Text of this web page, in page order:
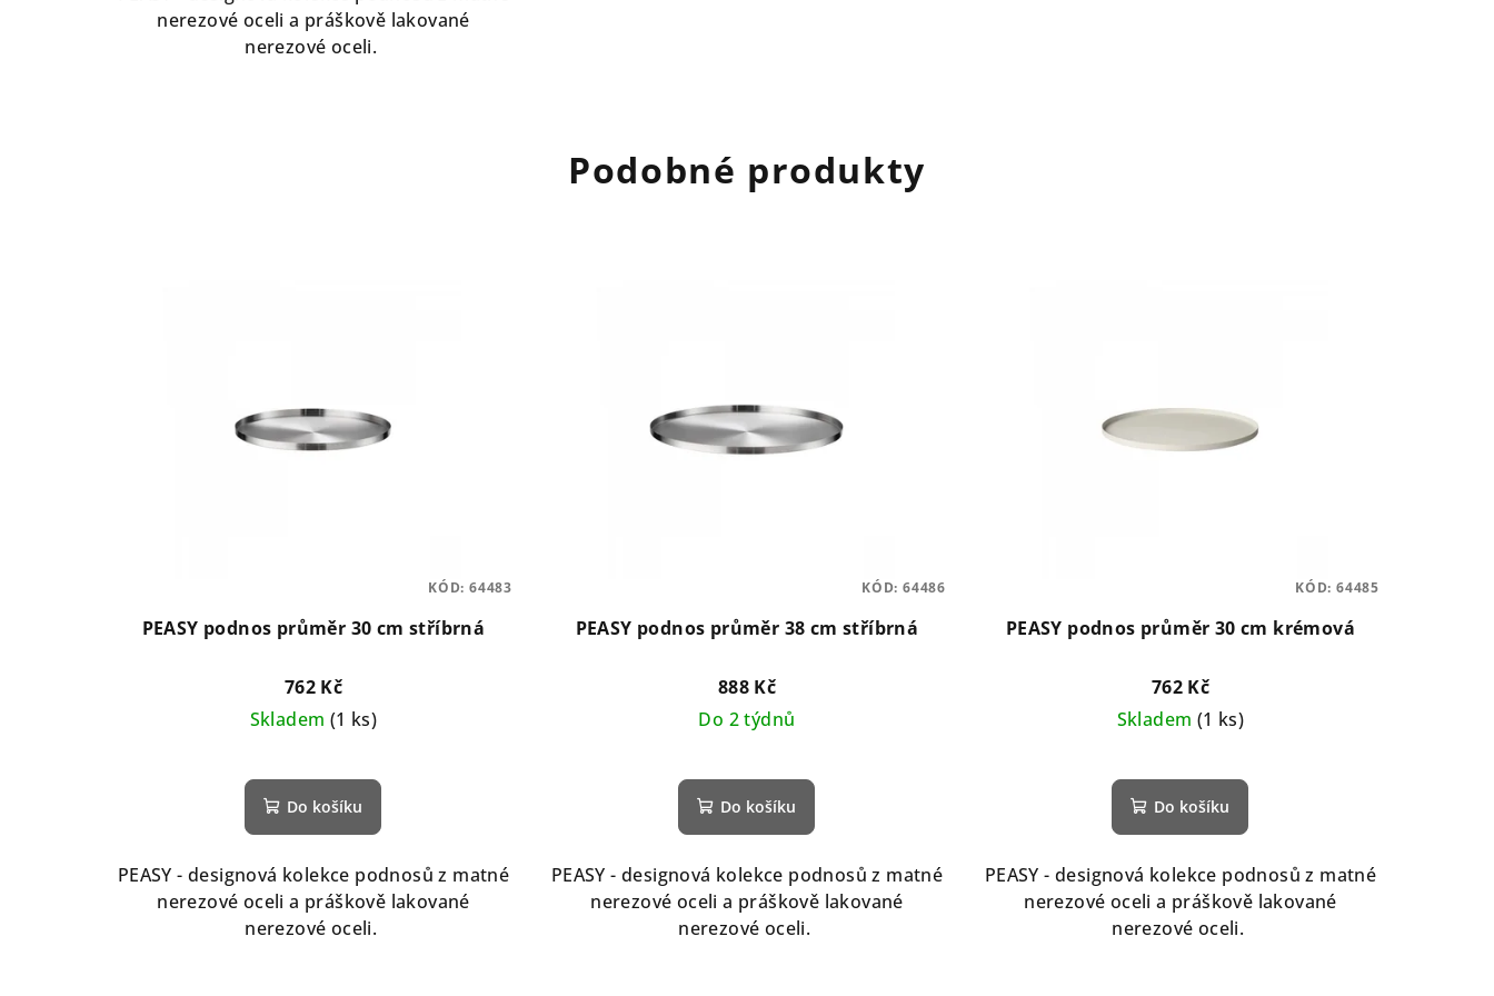
nerezové oceli a práškově lakované
nerezové oceli.
Podobné produkty
PEASY podnos průměr 30 cm stříbrná
762 Kč
Skladem (1 ks)
hodnocení
produktu
je
5,0
z
5
Do košíku
PEASY - designová kolekce podnosů z matné
nerezové oceli a práškově lakované
nerezové oceli.
KÓD: 64483
PEASY podnos průměr 38 cm stříbrná
888 Kč
Do 2 týdnů
Do košíku
PEASY - designová kolekce podnosů z matné
nerezové oceli a práškově lakované
nerezové oceli.
KÓD: 64486
PEASY podnos průměr 30 cm krémová
762 Kč
Skladem (1 ks)
Do košíku
PEASY - designová kolekce podnosů z matné
nerezové oceli a práškově lakované
nerezové oceli.
KÓD: 64485